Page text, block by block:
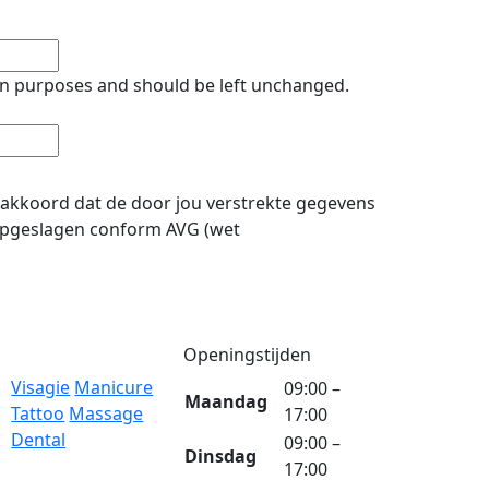
purposes and should be left unchanged.
dat de door jou verstrekte gegevens
conform AVG (wet
Visagie Manicure
Tattoo Massage
Dental
Openingstijden
Maandag
09:00 –
17:00
Dinsdag
09:00 –
17:00